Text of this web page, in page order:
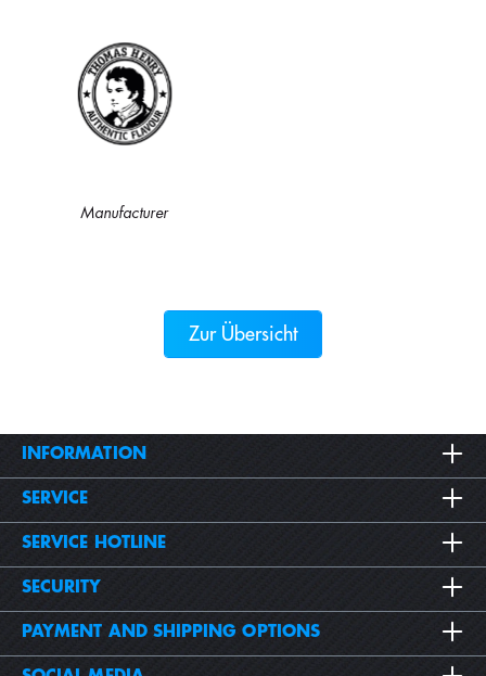
Manufacturer
Zur Übersicht
INFORMATION
SERVICE
SERVICE HOTLINE
SECURITY
PAYMENT AND SHIPPING OPTIONS